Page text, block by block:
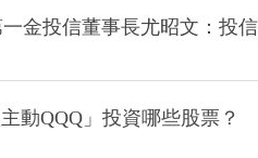
金投信董事長尤昭文：投信
動QQQ」投資哪些股票？